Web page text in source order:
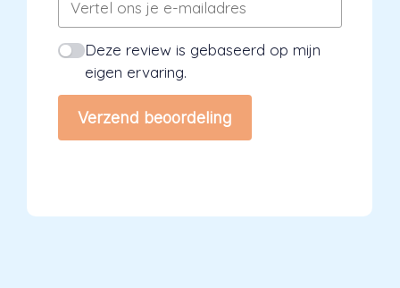
Deze review is gebaseerd op mijn
eigen ervaring.
Verzend beoordeling